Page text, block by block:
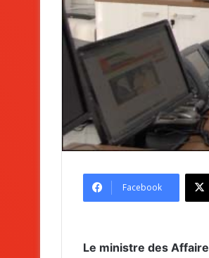
Facebook
Le ministre des